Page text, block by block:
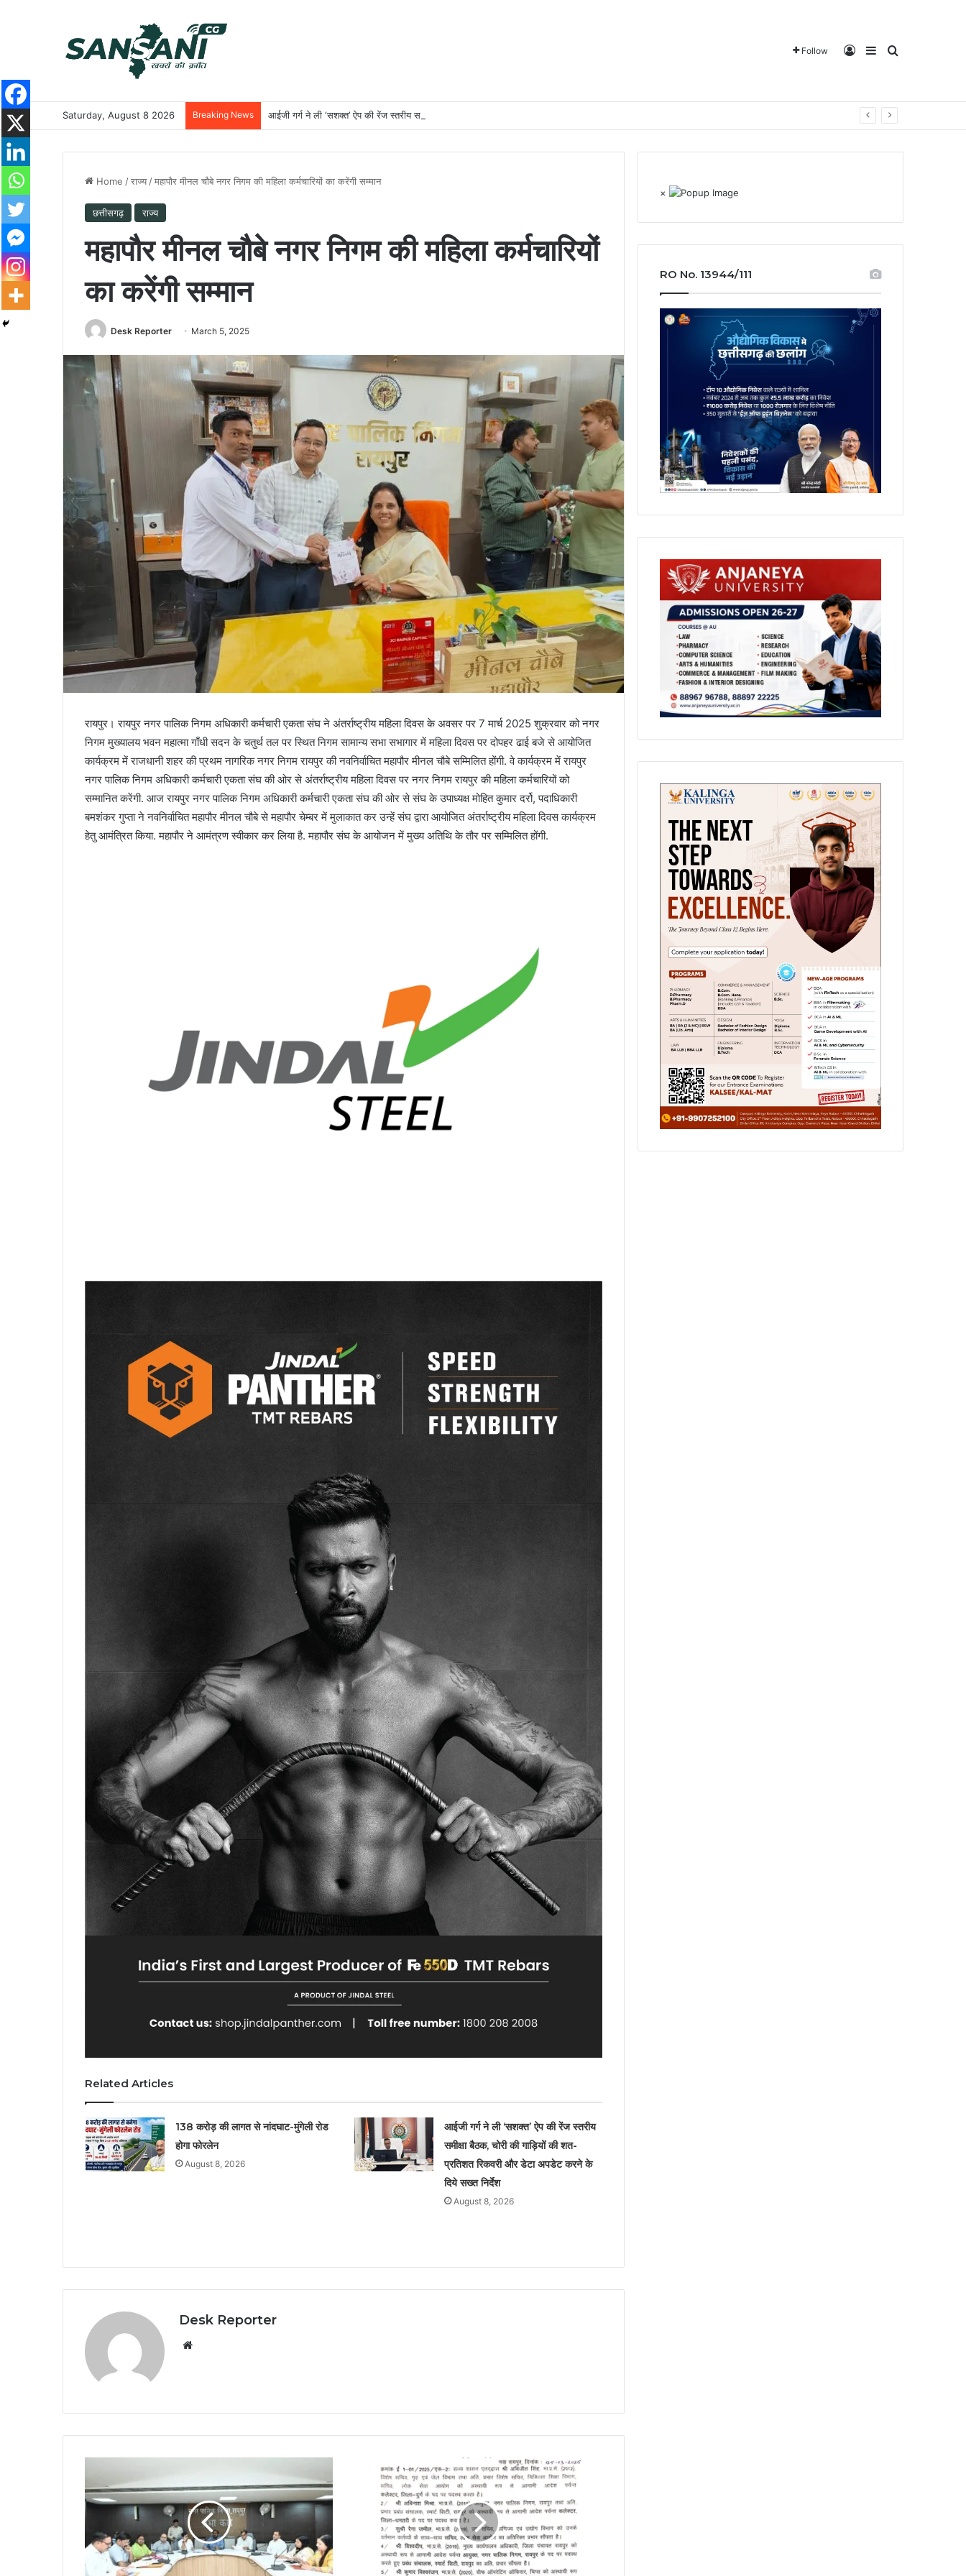
Follow Log InSidebarSearch for
Saturday, August 8 2026 Breaking News आईजी गर्ग ने ली ‘सशक्त’ ऐप की रेंज स्तरीय समीक्षा बैठक, चोरी की गाड़ियों की शत-प्रतिशत रिकवरी और डेटा अपडेट करने के दिये सख्त निर्देश
Home /राज्य /महापौर मीनल चौबे नगर निगम की महिला कर्मचारियों का करेंगी सम्मान
छत्तीसगढ़ राज्य
महापौर मीनल चौबे नगर निगम की महिला कर्मचारियों
का करेंगी सम्मान
Desk Reporter March 5, 2025
रायपुर। रायपुर नगर पालिक निगम अधिकारी कर्मचारी एकता संघ ने अंतर्राष्ट्रीय महिला दिवस के अवसर पर 7 मार्च 2025 शुक्रवार को नगर
निगम मुख्यालय भवन महात्मा गाँधी सदन के चतुर्थ तल पर स्थित निगम सामान्य सभा सभागार में महिला दिवस पर दोपहर ढाई बजे से आयोजित
कार्यक्रम में राजधानी शहर की प्रथम नागरिक नगर निगम रायपुर की नवनिर्वाचित महापौर मीनल चौबे सम्मिलित होंगी. वे कार्यक्रम में रायपुर
नगर पालिक निगम अधिकारी कर्मचारी एकता संघ की ओर से अंतर्राष्ट्रीय महिला दिवस पर नगर निगम रायपुर की महिला कर्मचारियों को
सम्मानित करेंगी. आज रायपुर नगर पालिक निगम अधिकारी कर्मचारी एकता संघ की ओर से संघ के उपाध्यक्ष मोहित कुमार दर्रो, पदाधिकारी
बमशंकर गुप्ता ने नवनिर्वाचित महापौर मीनल चौबे से महापौर चेम्बर में मुलाकात कर उन्हें संघ द्वारा आयोजित अंतर्राष्ट्रीय महिला दिवस कार्यक्रम
हेतु आमंत्रित किया. महापौर ने आमंत्रण स्वीकार कर लिया है. महापौर संघ के आयोजन में मुख्य अतिथि के तौर पर सम्मिलित होंगी.
Related Articles
138 करोड़ की लागत से नांदघाट-मुंगेली रोड
होगा फोरलेन
August 8, 2026
आईजी गर्ग ने ली ‘सशक्त’ ऐप की रेंज स्तरीय
समीक्षा बैठक, चोरी की गाड़ियों की शत-
प्रतिशत रिकवरी और डेटा अपडेट करने के
दिये सख्त निर्देश
August 8, 2026
Desk Reporter
×
RO No. 13944/111